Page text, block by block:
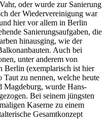
oder wurde zur Sanierung
der Wiedervereinigung war
hier vor allem in Berlin
Sanierungsaufgaben, die
hinausging, wie der
Auch bei
unter anderem von
Berlin (exemplarisch ist hier
zu nennen, welche heute
Magdeburg, wurde Hans-
Bei seinem jüngsten
Kaserne zu einem
Gesamtkonzept